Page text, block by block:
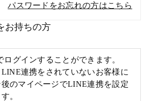
パスワードをお忘れの方はこちら
お持ちの方
グインすることができます。
連携をされていないお客様に
のマイページでLINE連携を設定
。